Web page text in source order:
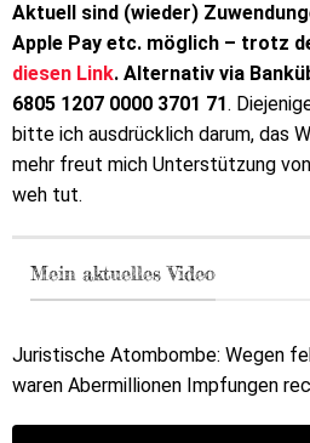
Aktuell sind (wieder)
Apple Pay etc. möglich – trotz
diesen Link. Alternativ via
6805 1207 0000 3701 71.
bitte ich ausdrücklich darum, das
mehr freut mich Unterstützung
weh tut.
Mein aktuelles Video
Juristische Atombombe: Wegen
waren Abermillionen Impfungen